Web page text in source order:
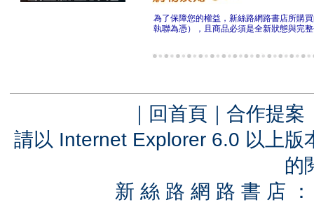
為了保障您的權益，新絲路網路書店所購
執聯為憑），且商品必須是全新狀態與完
｜ 回首頁 ｜ 合作提案
請以 Internet Explorer 6.0 以上
的
新 絲 路 網 路 書 店